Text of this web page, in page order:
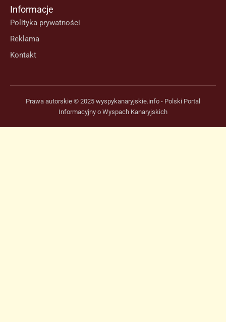
Informacje
Polityka prywatności
Reklama
Kontakt
Prawa autorskie © 2025 wyspykanaryjskie.info - Polski Portal
Informacyjny o Wyspach Kanaryjskich